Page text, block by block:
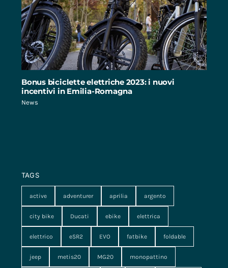
Bonus biciclette elettriche 2023: i nuovi
incentivi in Emilia-Romagna
News
TAGS
active adventurer aprilia argento
city bike Ducati ebike elettrica
elettrico eSR2 EVO fatbike foldable
jeep metis20 MG20 monopattino